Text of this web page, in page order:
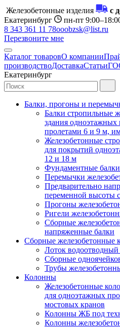
Железобетонные изделия
с
Екатеринбург
пн-пт
8 343 361 11 78ooobzsk@list.ru
Перезвоните мне
Каталог товаровО компании
производствоДоставкаСтатьи
Екатеринбург
Балки, прогоны и
Балки стропильные
здания одноэтажных
пролетами 6 и 9 м,
Железобетонные
для покрытий
12 и 18 м
Фундаментные
Перемычки
Предварительно
переменной высоты
Прогоны
Ригели
Сборные
напряженные балки
Сборные железобетонные
Лоток
Сборные
Трубы
Колонны
Железобетонные
для одноэтажных
мостовых кранов
Колонны ЖБ под
Колонны